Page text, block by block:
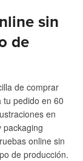
sin
de
de comprar
tu pedido en 60
en
packaging
online sin
de producción.